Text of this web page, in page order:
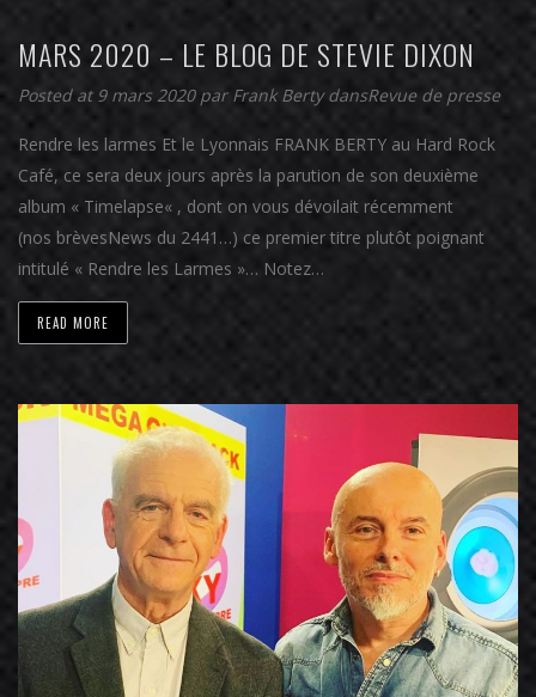
MARS 2020 – LE BLOG DE STEVIE DIXON
Posted at 9 mars 2020 parFrank BertydansRevue de presse
Rendre les larmes Et le Lyonnais FRANK BERTY au Hard Rock
Café, ce sera deux jours après la parution de son deuxième
album « Timelapse« , dont on vous dévoilait récemment
(nos brèvesNews du 2441…) ce premier titre plutôt poignant
intitulé « Rendre les Larmes »… Notez…
READ MORE